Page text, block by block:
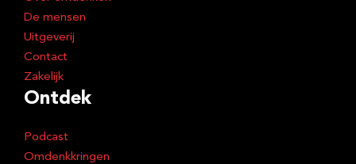
De mensen
Uitgeverij
Contact
Zakelijk
Ontdek
Podcast
Omdenkkringen